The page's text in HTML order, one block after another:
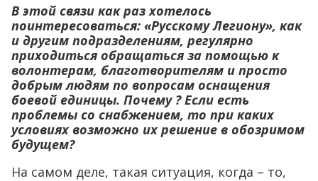
В этой связи как раз хотелось
поинтересоваться: «Русскому Легиону», как
и другим подразделениям, регулярно
приходиться обращаться за помощью к
волонтерам, благотворителям и просто
добрым людям по вопросам оснащения
боевой единицы. Почему ? Если есть
проблемы со снабжением, то при каких
условиях возможно их решение в обозримом
будущем?
На самом деле, такая ситуация, когда – то,